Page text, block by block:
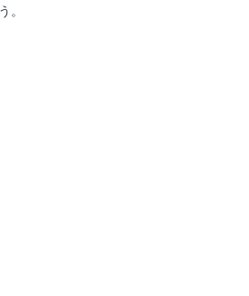
＆ハイ
。